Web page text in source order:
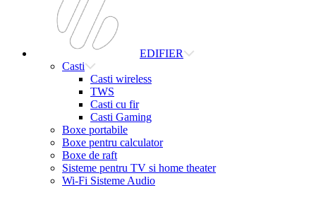
EDIFIER
Casti
Casti wireless
TWS
Casti cu fir
Casti Gaming
Boxe portabile
Boxe pentru calculator
Boxe de raft
Sisteme pentru TV si home theater
Wi-Fi Sisteme Audio